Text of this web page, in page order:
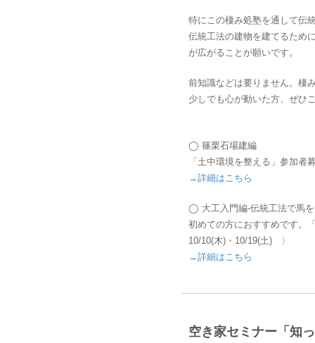
特にこの棲み処塾を通して伝
伝統工法の建物を建てるため
が広がることが願いです。
前知識などは要りません。棲
少しでも心が動いた方、ぜひ
◯ 篠栗石場建編
「土中環境を整える」参加
→詳細はこちら
◯ 大工入門編-伝統工法で馬
初めての方におすすめです。
10/10(木)・10/19(土) 〉
→詳細はこちら
空き家セミナー「知